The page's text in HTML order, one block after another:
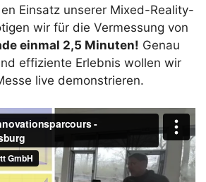
Einsatz unserer Mixed-Reality-
wir für die Vermessung von
einmal 2,5 Minuten! Genau
effiziente Erlebnis wollen wir
live demonstrieren.